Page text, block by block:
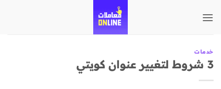
للمحتوى
خدمات
3 شروط لتغيير عنوان كويتي